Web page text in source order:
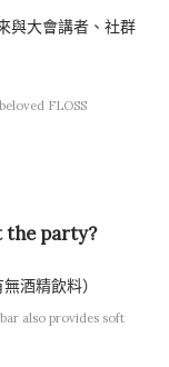
與大會講者、社群
FLOSS
the party?
無酒精飲料）
also provides soft